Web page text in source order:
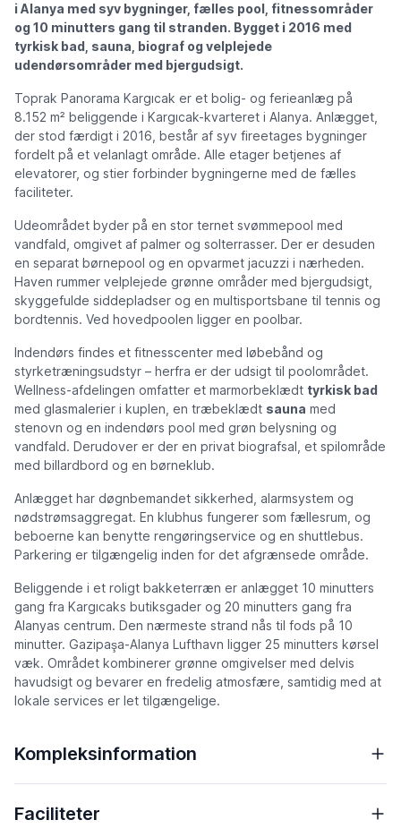
i Alanya med syv bygninger, fælles pool, fitnessområder
og 10 minutters gang til stranden. Bygget i 2016 med
tyrkisk bad, sauna, biograf og velplejede
udendørsområder med bjergudsigt.
Toprak Panorama Kargıcak er et bolig- og ferieanlæg på
8.152 m² beliggende i Kargıcak-kvarteret i Alanya. Anlægget,
der stod færdigt i 2016, består af syv fireetages bygninger
fordelt på et velanlagt område. Alle etager betjenes af
elevatorer, og stier forbinder bygningerne med de fælles
faciliteter.
Udeområdet byder på en stor ternet svømmepool med
vandfald, omgivet af palmer og solterrasser. Der er desuden
en separat børnepool og en opvarmet jacuzzi i nærheden.
Haven rummer velplejede grønne områder med bjergudsigt,
skyggefulde siddepladser og en multisportsbane til tennis og
bordtennis. Ved hovedpoolen ligger en poolbar.
Indendørs findes et fitnesscenter med løbebånd og
styrketræningsudstyr – herfra er der udsigt til poolområdet.
Wellness-afdelingen omfatter et marmorbeklædt tyrkisk bad
med glasmalerier i kuplen, en træbeklædt sauna med
stenovn og en indendørs pool med grøn belysning og
vandfald. Derudover er der en privat biografsal, et spilområde
med billardbord og en børneklub.
Anlægget har døgnbemandet sikkerhed, alarmsystem og
nødstrømsaggregat. En klubhus fungerer som fællesrum, og
beboerne kan benytte rengøringservice og en shuttlebus.
Parkering er tilgængelig inden for det afgrænsede område.
Beliggende i et roligt bakketerræn er anlægget 10 minutters
gang fra Kargıcaks butiksgader og 20 minutters gang fra
Alanyas centrum. Den nærmeste strand nås til fods på 10
minutter. Gazipaşa-Alanya Lufthavn ligger 25 minutters kørsel
væk. Området kombinerer grønne omgivelser med delvis
havudsigt og bevarer en fredelig atmosfære, samtidig med at
lokale services er let tilgængelige.
Kompleksinformation
Faciliteter